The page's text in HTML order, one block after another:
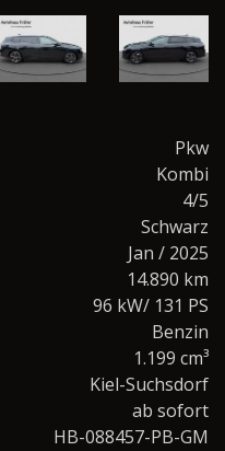
Pkw
Kombi
4/5
Schwarz
Jan / 2025
14.890 km
96 kW/ 131 PS
Benzin
1.199 cm³
Kiel-Suchsdorf
ab sofort
HB-088457-PB-GM